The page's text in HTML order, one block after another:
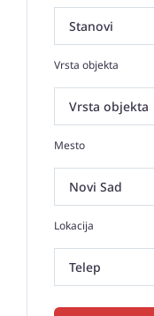
Vrsta objekta
Mesto
Lokacija
Telep